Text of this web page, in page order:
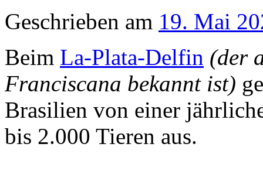
Geschrieben am 19. Mai
Beim La-Plata-Delfin (der
Franciscana bekannt ist)
Brasilien von einer
bis 2.000 Tieren aus.